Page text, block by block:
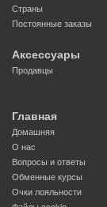
Страны
Постоянные заказы
Аксессуары
Продавцы
Главная
Домашняя
О нас
Вопросы и ответы
Обменные курсы
Очки лояльности